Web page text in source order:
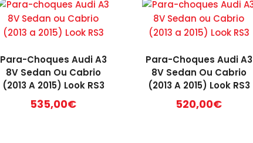
Para-Choques Audi A3
8V Sedan Ou Cabrio
(2013 A 2015) Look RS3
535,00€
Para-Choques Audi A3
8V Sedan Ou Cabrio
(2013 A 2015) Look RS3
520,00€